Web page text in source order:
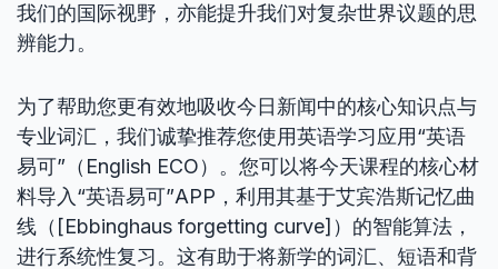
我们的国际视野，亦能提升我们对复杂世界议题的思
辨能力。
为了帮助您更有效地吸收今日新闻中的核心知识点与
专业词汇，我们诚挚推荐您使用英语学习应用“英语
易可”（English ECO）。您可以将今天课程的核心材
料导入“英语易可”APP，利用其基于艾宾浩斯记忆曲
线（[Ebbinghaus forgetting curve]）的智能算法，
进行系统性复习。这有助于将新学的词汇、短语和背